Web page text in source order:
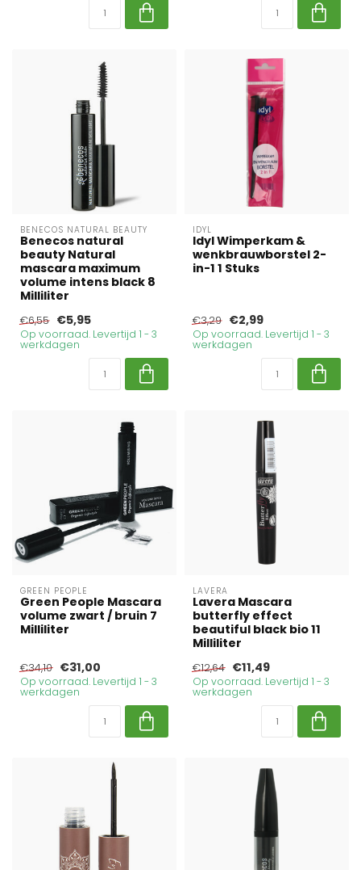
BENECOS NATURAL BEAUTY
Benecos natural
beauty Natural
mascara maximum
volume intens black 8
Milliliter
€6,55 €5,95
Op voorraad. Levertijd 1 - 3
werkdagen
IDYL
Idyl Wimperkam &
wenkbrauwborstel 2-
in-1 1 Stuks
€3,29 €2,99
Op voorraad. Levertijd 1 - 3
werkdagen
GREEN PEOPLE
Green People Mascara
volume zwart / bruin 7
Milliliter
€34,10 €31,00
Op voorraad. Levertijd 1 - 3
werkdagen
LAVERA
Lavera Mascara
butterfly effect
beautiful black bio 11
Milliliter
€12,64 €11,49
Op voorraad. Levertijd 1 - 3
werkdagen